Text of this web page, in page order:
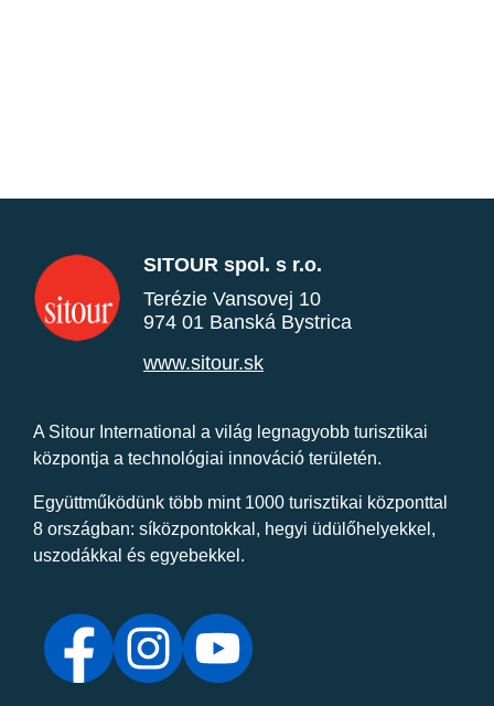
SITOUR spol. s r.o.
Terézie Vansovej 10
974 01 Banská Bystrica
www.sitour.sk
A Sitour International a világ legnagyobb turisztikai
központja a technológiai innováció területén.
Együttműködünk több mint 1000 turisztikai központtal
8 országban: síközpontokkal, hegyi üdülőhelyekkel,
uszodákkal és egyebekkel.